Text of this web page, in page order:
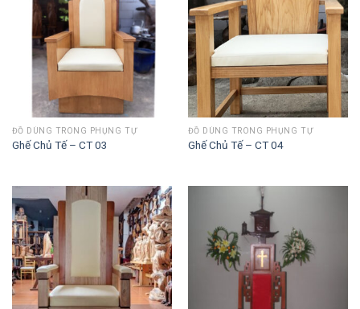
ĐỒ DÙNG TRONG PHỤNG TỰ
Ghế Chủ Tế – CT 03
ĐỒ DÙNG TRONG PHỤNG TỰ
Ghế Chủ Tế – CT 04